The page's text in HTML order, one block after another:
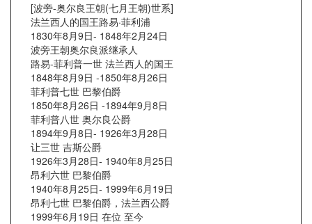
[波旁-奥尔良王朝(七月王朝)世系]
法兰西人的国王路易·菲利浦
1830年8月9日- 1848年2月24日
波旁王朝奥尔良派继承人
路易-菲利普一世 法兰西人的国王
1848年8月9日 -1850年8月26日
菲利普七世 巴黎伯爵
1850年8月26日 -1894年9月8日
菲利普八世 奥尔良公爵
1894年9月8日- 1926年3月28日
让三世 吉斯公爵
1926年3月28日- 1940年8月25日
昂利六世 巴黎伯爵
1940年8月25日- 1999年6月19日
昂利七世 巴黎伯爵，法兰西公爵
1999年6月19日 在位 至今